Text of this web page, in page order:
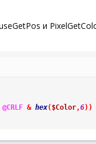
и
@CRLF & hex($Color,6) )